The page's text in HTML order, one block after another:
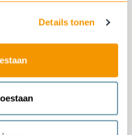
Details tonen